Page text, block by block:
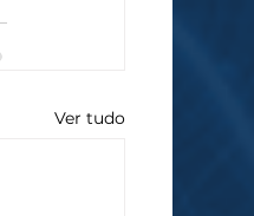
Ver tudo